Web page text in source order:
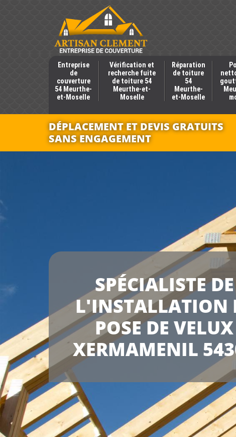
Entreprise
de
couverture
54 Meurthe-
et-Moselle
Vérification et
recherche fuite
de toiture 54
Meurthe-et-
Moselle
Réparation
de toiture
54
Meurthe-
et-Moselle
DÉPLACEMENT ET DEVIS GRATUITS
SANS ENGAGEMENT
SPÉCIALISTE DE
L'INSTALLATION
POSE DE VELUX
XERMAMENIL